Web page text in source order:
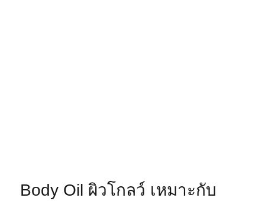
Body Oil ผิวโกลว์ เหมาะกับ